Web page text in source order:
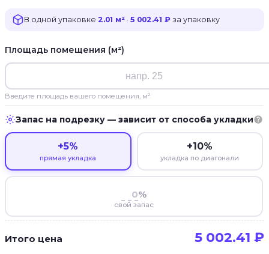
В одной упаковке 2.01 м² · 5 002.41 ₽ за упаковку
Площадь помещения (м²)
Введите площадь вашего помещения, м²
Запас на подрезку — зависит от способа укладки
+5%
прямая укладка
+10%
укладка по диагонали
%
свой запас
Итого цена 5 002.41 ₽